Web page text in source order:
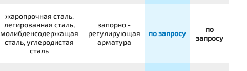
жаропрочная сталь,
легированная сталь,
молибденсодержащая
сталь, углеродистая
сталь
запорно -
регулирующая
арматура
по запросу
по
запросу